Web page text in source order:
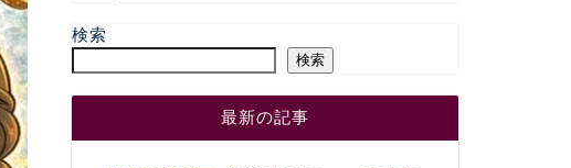
検索
検索
最新の記事